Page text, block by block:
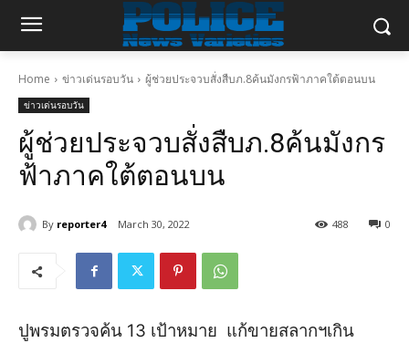
Home ข่าวเด่นรอบวัน ผู้ช่วยประจวบสั่งสืบภ.8ค้นมังกรฟ้าภาคใต้ตอนบน
ข่าวเด่นรอบวัน
ผู้ช่วยประจวบสั่งสืบภ.8ค้นมังกร
ฟ้าภาคใต้ตอนบน
By reporter4 March 30, 2022 0
488
ปูพรมตรวจค้น 13 เป้าหมาย แก้ขายสลากฯเกิน